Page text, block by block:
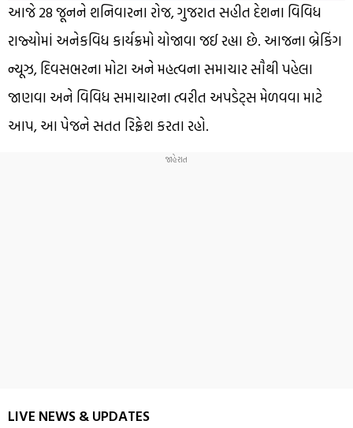
આજે 28 જૂનને શનિવારના રોજ, ગુજરાત સહીત દેશના વિવિધ
રાજ્યોમાં અનેકવિધ કાર્યક્રમો યોજાવા જઈ રહ્યા છે. આજના બ્રેકિંગ
ન્યૂઝ, દિવસભરના મોટા અને મહત્વના સમાચાર સૌથી પહેલા
જાણવા અને વિવિધ સમાચારના ત્વરીત અપડેટ્સ મેળવવા માટે
આપ, આ પેજને સતત રિફ્રેશ કરતા રહો.
LIVE NEWS & UPDATES